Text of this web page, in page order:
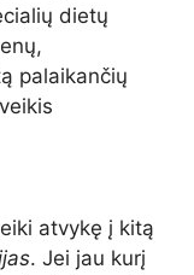
dietų
palaikančių
atvykę į kitą
. Jei jau kurį